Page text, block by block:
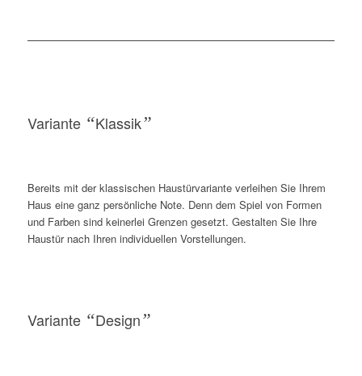
Variante “Klassik”
Bereits mit der klassischen Haustürvariante verleihen Sie Ihrem
Haus eine ganz persönliche Note. Denn dem Spiel von Formen
und Farben sind keinerlei Grenzen gesetzt. Gestalten Sie Ihre
Haustür nach Ihren individuellen Vorstellungen.
Variante “Design”